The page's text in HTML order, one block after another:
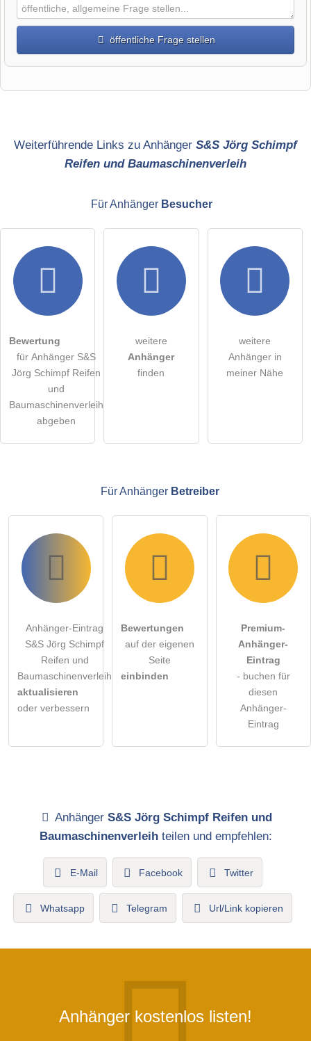
öffentliche Frage stellen
Hiermit akzeptiere ich die .
Die Datenschutzerklärunghabe ich zur Kenntnis genommen.
Bitte beachten Sie, öffentliche Fragen sind
für alle
Besucher sichtbar
Klicken Sie hier um eine
Anhänger-Eintrag zu stellen
Weiterführende Links zu Anhänger S&S Jörg Schimpf
Reifen und Baumaschinenverleih
Für Anhänger Besucher
Bewertung
für Anhänger S&S
Jörg Schimpf Reifen
und
Baumaschinenverleih
abgeben
weitere
Anhänger
finden
weitere
Anhänger in
meiner Nähe
Für Anhänger Betreiber
Anhänger-Eintrag
S&S Jörg Schimpf
Reifen und
Baumaschinenverleih
aktualisieren
oder verbessern
Bewertungen
auf der eigenen
Seite
einbinden
Premium-
Anhänger-
Eintrag
- buchen für
diesen
Anhänger-
Eintrag
Anhänger S&S Jörg Schimpf Reifen und
Baumaschinenverleihteilen und empfehlen:
E-Mail Facebook Twitter
Whatsapp Telegram Url/Link kopieren
Anhänger kostenlos listen!